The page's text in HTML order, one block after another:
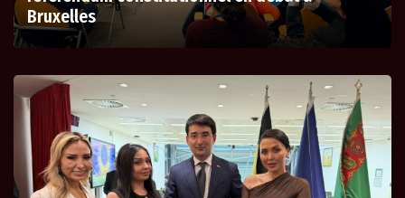
Bruxelles